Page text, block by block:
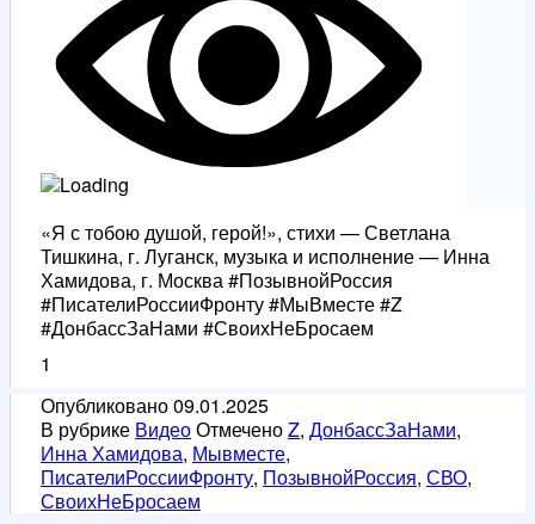
«Я с тобою душой, герой!», стихи — Светлана
Тишкина, г. Луганск, музыка и исполнение — Инна
Хамидова, г. Москва #ПозывнойРоссия
#ПисателиРоссииФронту #МыВместе #Z
#ДонбассЗаНами #СвоихНеБросаем
1
Опубликовано09.01.2025
В рубрике ВидеоОтмеченоZ, ДонбассЗаНами,
Инна Хамидова, Мывместе,
ПисателиРоссииФронту, ПозывнойРоссия, СВО,
СвоихНеБросаем